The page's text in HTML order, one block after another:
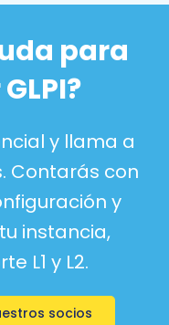
para
y llama a
Contarás con
y
instancia,
L1 y L2.
socios